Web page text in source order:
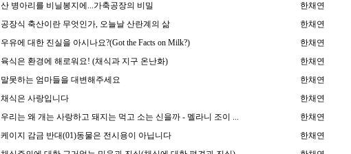
산 병아리를 비닐봉지에...가축공장의 비밀 한채연
공장식 축산이란 무엇인가, 오늘날 산란계의 삶 한채연
우유에 대한 진실을 아시나요?(Got the Facts on Milk?) 한채연
육식은 환경에 해로워요! (채식과 지구 온난화) 한채연
말못하는 엄마들을 대변해주세요 한채연
채식은 사랑입니다 한채연
우리는 왜 개는 사랑하고 돼지는 먹고 소는 신을까 - 멜라니 조이 ... 한채연
케이지 감금 반대(01)동물은 전시용이 아닙니다 한채연